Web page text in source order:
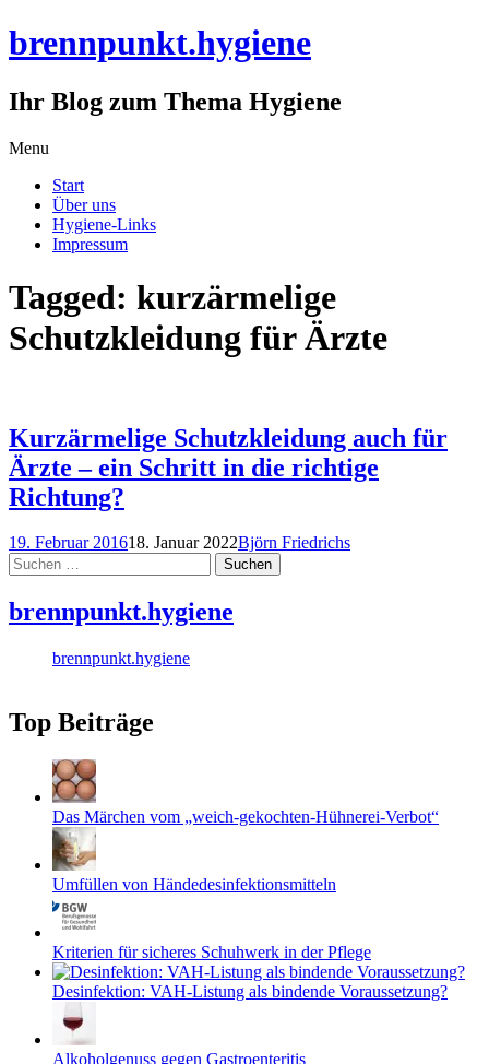
brennpunkt.hygiene
Ihr Blog zum Thema Hygiene
Menu
content
Start
Über uns
Hygiene-Links
Impressum
Tagged: kurzärmelige
Schutzkleidung für Ärzte
Kurzärmelige Schutzkleidung auch für
Ärzte – ein Schritt in die richtige
Richtung?
19. Februar 201618. Januar 2022Björn Friedrichs
Suchen
nach:
brennpunkt.hygiene
brennpunkt.hygiene
Top Beiträge
Das Märchen vom „weich-gekochten-Hühnerei-Verbot“
Umfüllen von Händedesinfektionsmitteln
Kriterien für sicheres Schuhwerk in der Pflege
Desinfektion: VAH-Listung als bindende Voraussetzung?
Alkoholgenuss gegen Gastroenteritis